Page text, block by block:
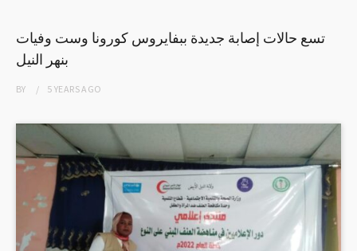
تسع حالات إصابة جديدة ببفايروس كورونا وست وفيات
بنهر النيل
BY 5 YEARSAGO